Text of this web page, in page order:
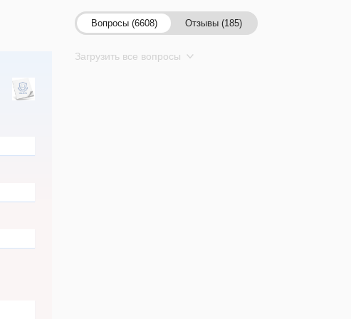
Вопросы (6608) Отзывы (185)
Загрузить все вопросы